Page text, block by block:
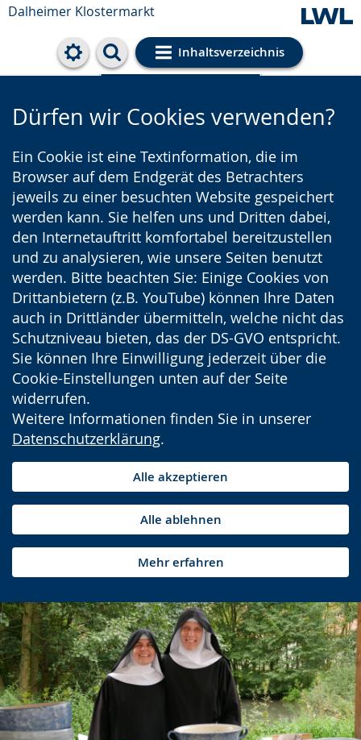
Dalheimer Klostermarkt
Inhaltsverzeichnis
Cookie-Einstellungen
Dürfen wir Cookies verwenden?
Ein Cookie ist eine Textinformation, die im
Browser auf dem Endgerät des Betrachters
jeweils zu einer besuchten Website gespeichert
werden kann. Sie helfen uns und Dritten dabei,
den Internetauftritt komfortabel bereitzustellen
und zu analysieren, wie unsere Seiten benutzt
werden. Bitte beachten Sie: Einige Cookies von
Drittanbietern (z.B. YouTube) können Ihre Daten
auch in Drittländer übermitteln, welche nicht das
Schutzniveau bieten, das der DS-GVO entspricht.
Sie können Ihre Einwilligung jederzeit über die
Cookie-Einstellungen unten auf der Seite
widerrufen.
Weitere Informationen finden Sie in unserer
Datenschutzerklärung.
Alle akzeptieren
Alle ablehnen
Mehr erfahren